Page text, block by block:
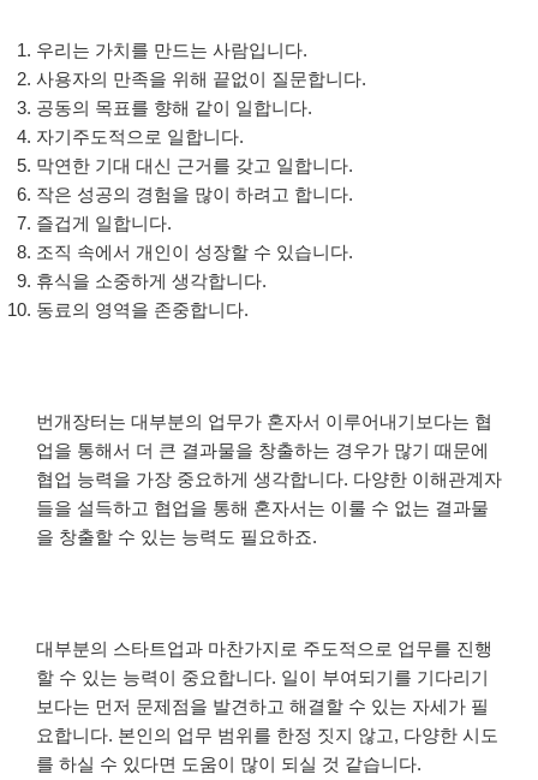
우리는 가치를 만드는 사람입니다.
사용자의 만족을 위해 끝없이 질문합니다.
공동의 목표를 향해 같이 일합니다.
자기주도적으로 일합니다.
막연한 기대 대신 근거를 갖고 일합니다.
작은 성공의 경험을 많이 하려고 합니다.
즐겁게 일합니다.
조직 속에서 개인이 성장할 수 있습니다.
휴식을 소중하게 생각합니다.
동료의 영역을 존중합니다.
번개장터는 대부분의 업무가 혼자서 이루어내기보다는 협
업을 통해서 더 큰 결과물을 창출하는 경우가 많기 때문에
협업 능력을 가장 중요하게 생각합니다. 다양한 이해관계자
들을 설득하고 협업을 통해 혼자서는 이룰 수 없는 결과물
을 창출할 수 있는 능력도 필요하죠.
대부분의 스타트업과 마찬가지로 주도적으로 업무를 진행
할 수 있는 능력이 중요합니다. 일이 부여되기를 기다리기
보다는 먼저 문제점을 발견하고 해결할 수 있는 자세가 필
요합니다. 본인의 업무 범위를 한정 짓지 않고, 다양한 시도
를 하실 수 있다면 도움이 많이 되실 것 같습니다.